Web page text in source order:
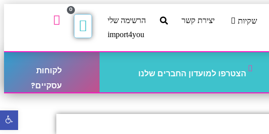
שקיות יצירת קשר
הרשימה שלי
import4you
0
הצטרפו למועדון החברים שלנו
לקוחות
עסקיים?
פתח